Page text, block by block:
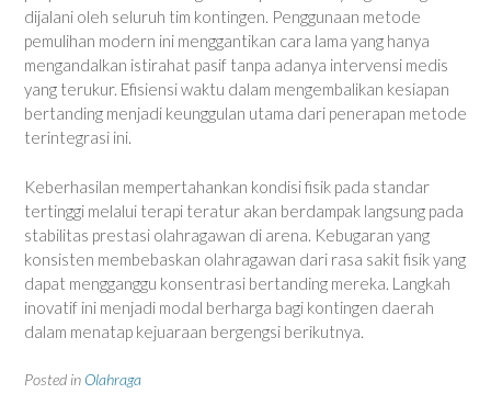
dijalani oleh seluruh tim kontingen. Penggunaan metode
pemulihan modern ini menggantikan cara lama yang hanya
mengandalkan istirahat pasif tanpa adanya intervensi medis
yang terukur. Efisiensi waktu dalam mengembalikan kesiapan
bertanding menjadi keunggulan utama dari penerapan metode
terintegrasi ini.
Keberhasilan mempertahankan kondisi fisik pada standar
tertinggi melalui terapi teratur akan berdampak langsung pada
stabilitas prestasi olahragawan di arena. Kebugaran yang
konsisten membebaskan olahragawan dari rasa sakit fisik yang
dapat mengganggu konsentrasi bertanding mereka. Langkah
inovatif ini menjadi modal berharga bagi kontingen daerah
dalam menatap kejuaraan bergengsi berikutnya.
Posted in Olahraga